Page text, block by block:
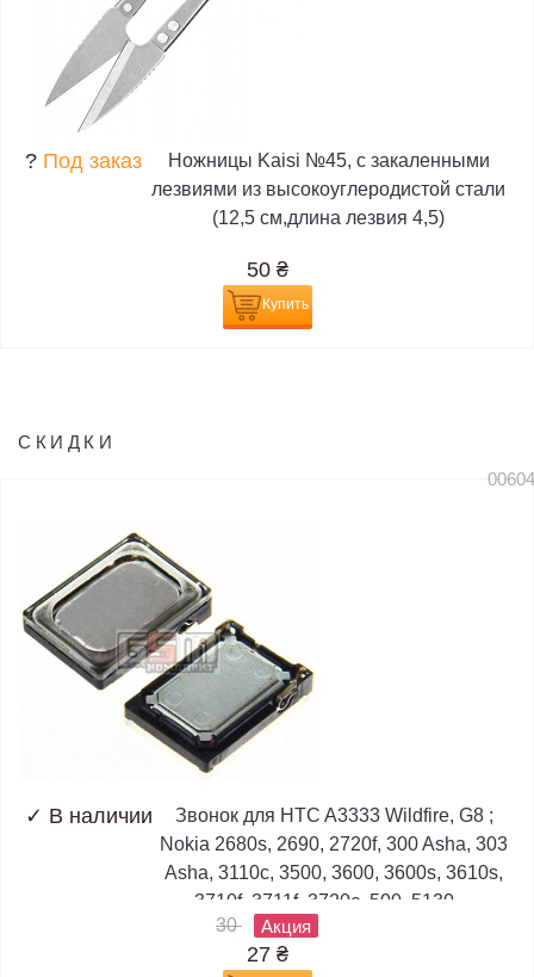
? Под заказ
Ножницы Kaisi №45, с закаленными
лезвиями из высокоуглеродистой стали
(12,5 см,длина лезвия 4,5)
50 ₴
Купить
СКИДКИ
✓ В наличии
Звонок для HTC A3333 Wildfire, G8 ;
Nokia 2680s, 2690, 2720f, 300 Asha, 303
Asha, 3110c, 3500, 3600, 3600s, 3610s,
3710f, 3711f, 3720c, 500, 5130,...
30
Акция
27 ₴